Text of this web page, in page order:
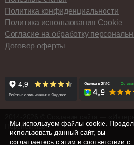
Политика конфиденциальности
Политика использования Cookie
Согласие на обработку
Договор оферты
Перспектива»
Мы используем файлы cookie.
использовать данный сайт, вы
соглашаетесь с этим в соответствии с